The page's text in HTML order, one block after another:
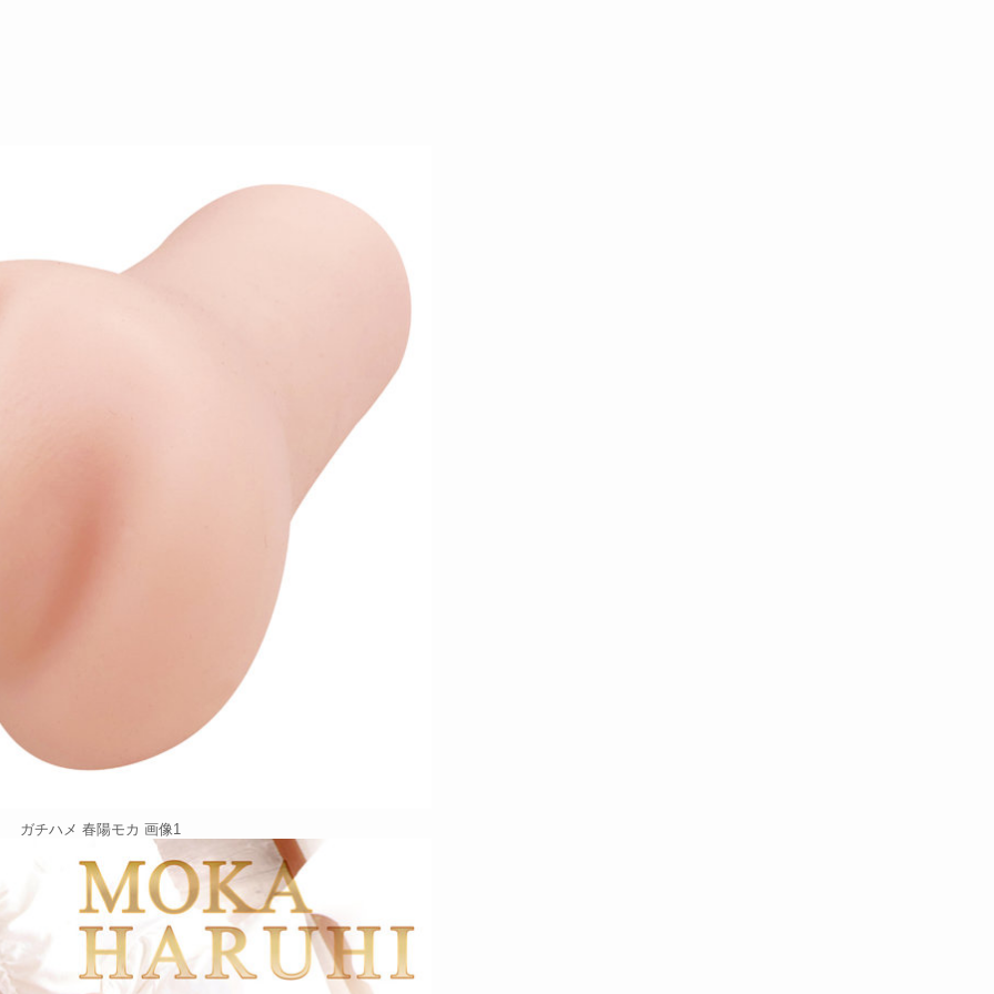
ガチハメ 春陽モカ 画像1